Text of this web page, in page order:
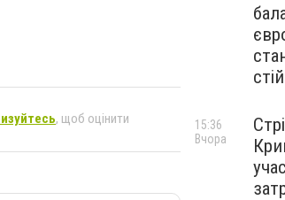
, щоб оцінити
15:36
Вчора